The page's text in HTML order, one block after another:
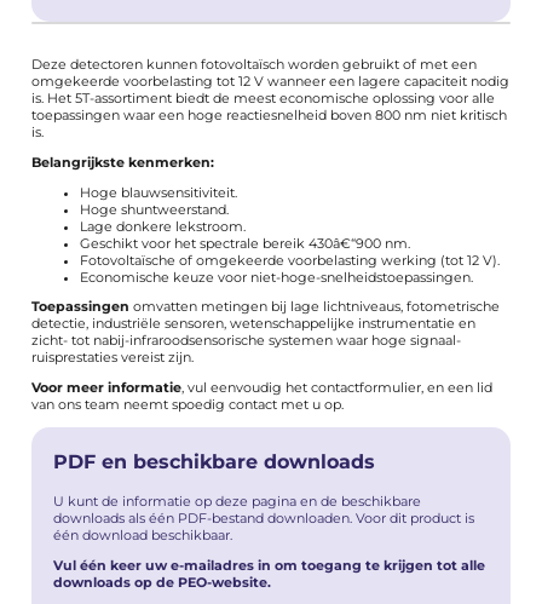
Deze detectoren kunnen fotovoltaïsch worden gebruikt of met een
omgekeerde voorbelasting tot 12 V wanneer een lagere capaciteit nodig
is. Het 5T-assortiment biedt de meest economische oplossing voor alle
toepassingen waar een hoge reactiesnelheid boven 800 nm niet kritisch
is.
Belangrijkste kenmerken:
Hoge blauwsensitiviteit.
Hoge shuntweerstand.
Lage donkere lekstroom.
Geschikt voor het spectrale bereik 430â€“900 nm.
Fotovoltaïsche of omgekeerde voorbelasting werking (tot 12 V).
Economische keuze voor niet-hoge-snelheidstoepassingen.
Toepassingen omvatten metingen bij lage lichtniveaus, fotometrische
detectie, industriële sensoren, wetenschappelijke instrumentatie en
zicht- tot nabij-infraroodsensorische systemen waar hoge signaal-
ruisprestaties vereist zijn.
Voor meer informatie, vul eenvoudig het contactformulier, en een lid
van ons team neemt spoedig contact met u op.
PDF en beschikbare downloads
U kunt de informatie op deze pagina en de beschikbare
downloads als één PDF-bestand downloaden. Voor dit product is
één download beschikbaar.
Vul één keer uw e-mailadres in om toegang te krijgen tot alle
downloads op de PEO-website.